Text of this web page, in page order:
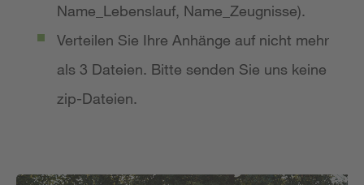
Name_Lebenslauf, Name_Zeugnisse).
Verteilen Sie Ihre Anhänge auf nicht mehr
als 3 Dateien. Bitte senden Sie uns keine
zip-Dateien.